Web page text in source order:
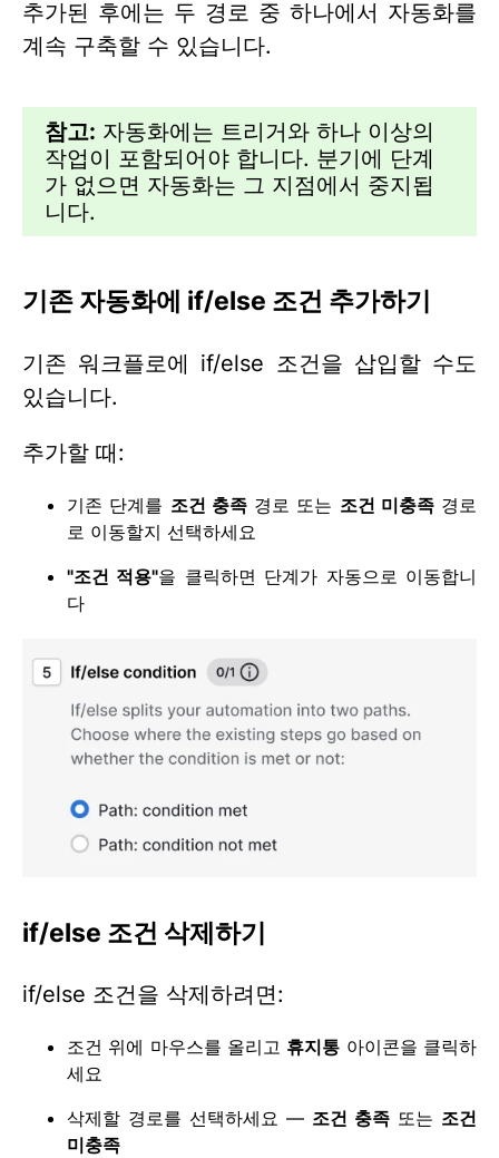
추가된 후에는 두 경로 중 하나에서 자동화를
계속 구축할 수 있습니다.
참고: 자동화에는 트리거와 하나 이상의
작업이 포함되어야 합니다. 분기에 단계
가 없으면 자동화는 그 지점에서 중지됩
니다.
기존 자동화에 if/else 조건 추가하기
기존 워크플로에 if/else 조건을 삽입할 수도
있습니다.
추가할 때:
기존 단계를 조건 충족경로 또는 조건 미충족경로
로 이동할지 선택하세요
"조건 적용"을 클릭하면 단계가 자동으로 이동합니
다
if/else 조건 삭제하기
if/else 조건을 삭제하려면:
조건 위에 마우스를 올리고 휴지통 아이콘을 클릭하
세요
삭제할 경로를 선택하세요 — 조건 충족 또는 조건
미충족